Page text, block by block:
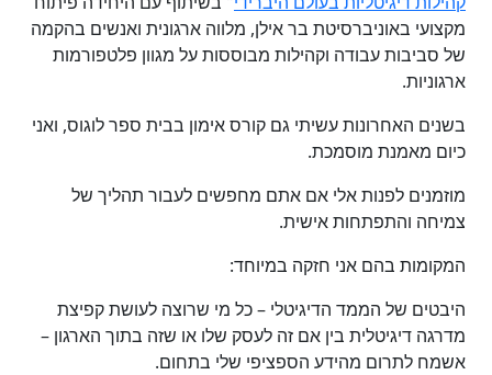
מקצועי באוניברסיטת בר אילן, מלווה ארגונית ואנשים בהקמה
של סביבות עבודה וקהילות מבוססות על מגוון פלטפורמות
ארגוניות.
בשנים האחרונות עשיתי גם קורס אימון בבית ספר לוגוס, ואני
כיום מאמנת מוסמכת.
מוזמנים לפנות אלי אם אתם מחפשים לעבור תהליך של
צמיחה והתפתחות אישית.
המקומות בהם אני חזקה במיוחד:
היבטים של הממד הדיגיטלי – כל מי שרוצה לעושת קפיצת
מדרגה דיגיטלית בין אם זה לעסק שלו או שזה בתוך הארגון –
אשמח לתרום מהידע הספציפי שלי בתחום.